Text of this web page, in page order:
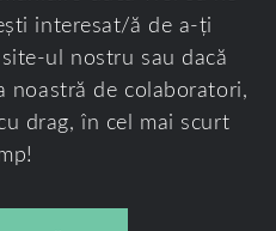
interesat/ă de a-ți
ul nostru sau dacă
noastră de colaboratori,
drag, în cel mai scurt